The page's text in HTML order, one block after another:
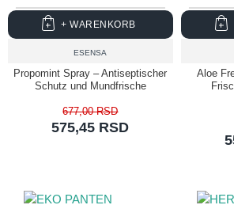
jeden Tag ohne Sorgen.
ESENSA
Propomint Spray – Antiseptischer
Schutz und Mundfrische
575,45 RSD
677,00 RSD
+ WARENKORB
Aloe